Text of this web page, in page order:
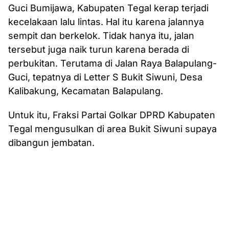
Guci Bumijawa, Kabupaten Tegal kerap terjadi
kecelakaan lalu lintas. Hal itu karena jalannya
sempit dan berkelok. Tidak hanya itu, jalan
tersebut juga naik turun karena berada di
perbukitan. Terutama di Jalan Raya Balapulang-
Guci, tepatnya di Letter S Bukit Siwuni, Desa
Kalibakung, Kecamatan Balapulang.
Untuk itu, Fraksi Partai Golkar DPRD Kabupaten
Tegal mengusulkan di area Bukit Siwuni supaya
dibangun jembatan.